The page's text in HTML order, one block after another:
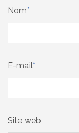
Nom*
E-mail*
Site web